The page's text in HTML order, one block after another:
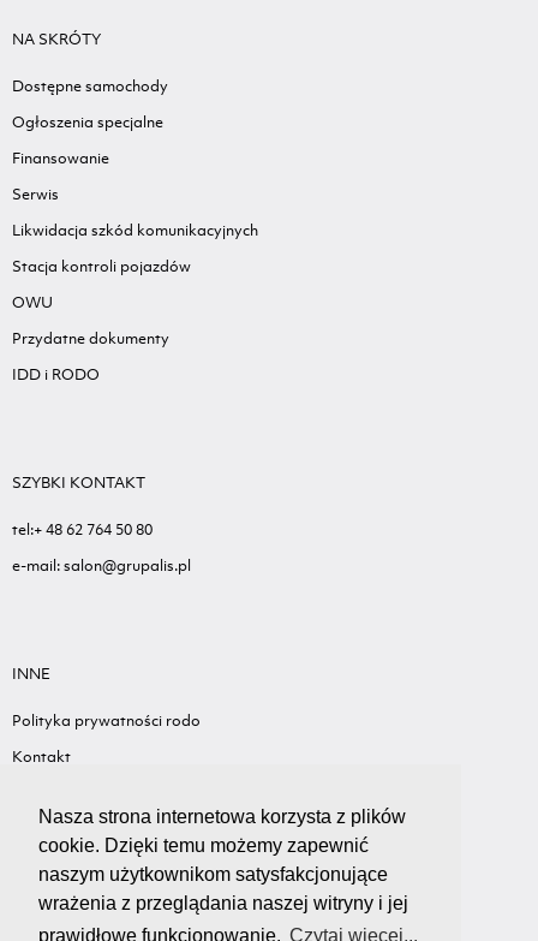
Nasza strona internetowa korzysta z plików
cookie. Dzięki temu możemy zapewnić
naszym użytkownikom satysfakcjonujące
wrażenia z przeglądania naszej witryny i jej
prawidłowe funkcjonowanie. Czytaj więcej...
NA SKRÓTY
Dostępne samochody
Ogłoszenia specjalne
Finansowanie
Serwis
Likwidacja szkód komunikacyjnych
Stacja kontroli pojazdów
OWU
Przydatne dokumenty
IDD i RODO
SZYBKI KONTAKT
tel:+ 48 62 764 50 80
e-mail: salon@grupalis.pl
INNE
Polityka prywatności rodo
Kontakt
Standardy ochrony małoletnich
Wyceń swój samochód